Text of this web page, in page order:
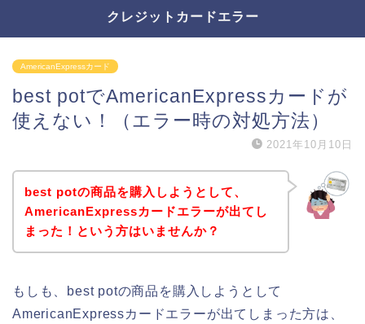
クレジットカードエラー
AmericanExpressカード
best potでAmericanExpressカードが
使えない！（エラー時の対処方法）
2021年10月10日
best potの商品を購入しようとして、
AmericanExpressカードエラーが出てし
まった！という方はいませんか？
もしも、best potの商品を購入しようとして
AmericanExpressカードエラーが出てしまった方は、